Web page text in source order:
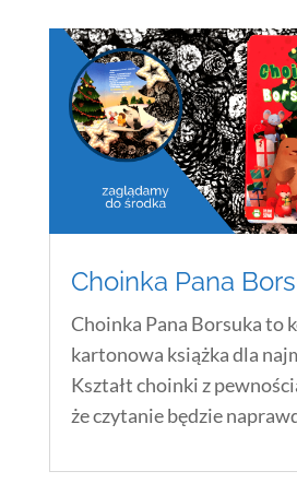
Choinka Pana
Choinka Pana Borsuka to
kartonowa książka dla
Kształt choinki z
że czytanie będzie